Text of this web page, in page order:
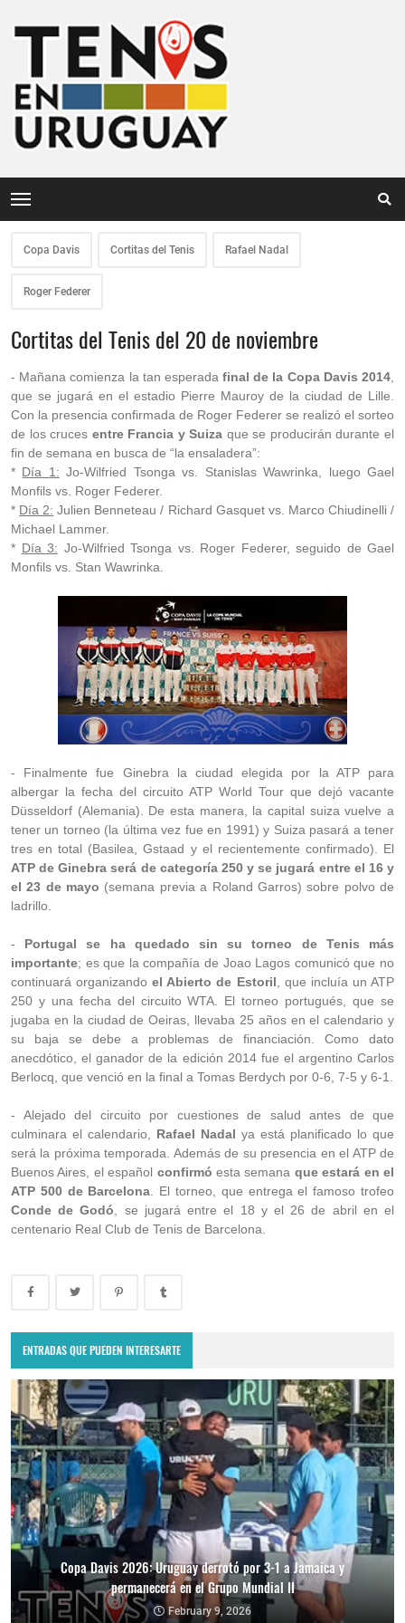
Copa Davis Cortitas del Tenis Rafael Nadal
Roger Federer
Cortitas del Tenis del 20 de noviembre
- Mañana comienza la tan esperadafinal de la Copa Davis 2014
que se jugará en el estadio Pierre Mauroy de la ciudad de Lille.
Con la presencia confirmada de Roger Federer se realizó el sorteo
de los cruces entre Francia y Suiza que se producirán durante el
fin de semana en busca de “la ensaladera”:
* Día 1: Jo-Wilfried Tsonga vs. Stanislas Wawrinka, luego Gael
Monfils vs. Roger Federer.
* Día 2: Julien Benneteau / Richard Gasquet vs. Marco Chiudinelli /
Michael Lammer.
* Día 3: Jo-Wilfried Tsonga vs. Roger Federer, seguido de Gael
Monfils vs. Stan Wawrinka.
- Finalmente fue Ginebra la ciudad elegida por la ATP para
albergar la fecha del circuito ATP World Tour que dejó vacante
Düsseldorf (Alemania). De esta manera, la capital suiza vuelve a
tener un torneo (la última vez fue en 1991) y Suiza pasará a tener
tres en total (Basilea, Gstaad y el recientemente confirmado). El
ATP de Ginebra será de categoría 250 y se jugará entre el 16 y
el 23 de mayo (semana previa a Roland Garros) sobre polvo de
ladrillo.
- Portugal se ha quedado sin su torneo de Tenis más
importante; es que la compañía de Joao Lagos comunicó que no
continuará organizandoel Abierto de Estoril , que incluía un ATP
250 y una fecha del circuito WTA. El torneo portugués, que se
jugaba en la ciudad de Oeiras, llevaba 25 años en el calendario y
su baja se debe a problemas de financiación. Como dato
anecdótico, el ganador de la edición 2014 fue el argentino Carlos
Berlocq, que venció en la final a Tomas Berdych por 0-6, 7-5 y 6-1.
- Alejado del circuito por cuestiones de salud antes de que
culminara el calendario, Rafael Nadal ya está planificado lo que
será la próxima temporada. Además de su presencia en el ATP de
Buenos Aires, el español confirmó esta semana que estará en el
ATP 500 de Barcelona . El torneo, que entrega el famoso trofeo
Conde de Godó , se jugará entre el 18 y el 26 de abril en el
centenario Real Club de Tenis de Barcelona.
ENTRADAS QUE PUEDEN INTERESARTE
Copa Davis 2026: Uruguay derrotó por 3-1 a Jamaica y
permanecerá en el Grupo Mundial II
February 9, 2026